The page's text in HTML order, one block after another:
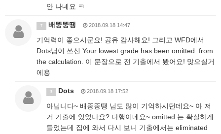
안 나네요 ㅋ
7 배뚱뚱땡 2018.09.18 14:47
기억력이 좋으시군요! 공유 감사해요! 그리고 WFD에서
Dots님이 쓰신 Your lowest grade has been omitted from
the calculation. 이 문장으로 전 기출에서 봤어요! 맞으실거
에용
5 Dots 2018.09.18 17:52
아닙니다~ 배뚱뚱땡 님도 많이 기억하시던데요~ 아 저
거 기출에 있었나요? 다행이네요~ omitted 는 확실하게
들었는데 집에 와서 다시 보니 기출에서는 eliminated